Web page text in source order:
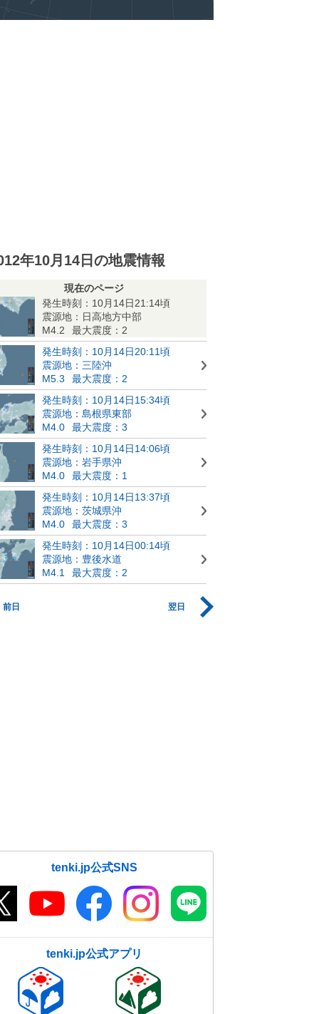
年10月14日の地震情報
現在のページ
発生時刻：10月14日21:14頃
震源地：日高地方中部
M4.2
最大震度：2
発生時刻：10月14日20:11頃
震源地：三陸沖
M5.3
最大震度：2
発生時刻：10月14日15:34頃
震源地：島根県東部
M4.0
最大震度：3
発生時刻：10月14日14:06頃
震源地：岩手県沖
M4.0
最大震度：1
発生時刻：10月14日13:37頃
震源地：茨城県沖
M4.0
最大震度：3
発生時刻：10月14日00:14頃
震源地：豊後水道
M4.1
最大震度：2
前日 翌日
tenki.jp公式SNS
tenki.jp公式アプリ